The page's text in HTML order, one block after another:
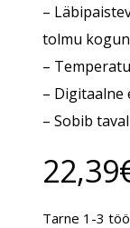
–
tolmu
–
– Digitaalne
– Sobib
22,39
Tarne 1-3